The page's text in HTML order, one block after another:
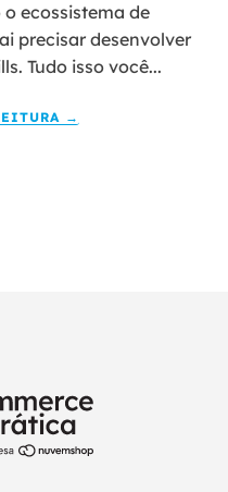
o ecossistema de
precisar desenvolver
Tudo isso você...
→